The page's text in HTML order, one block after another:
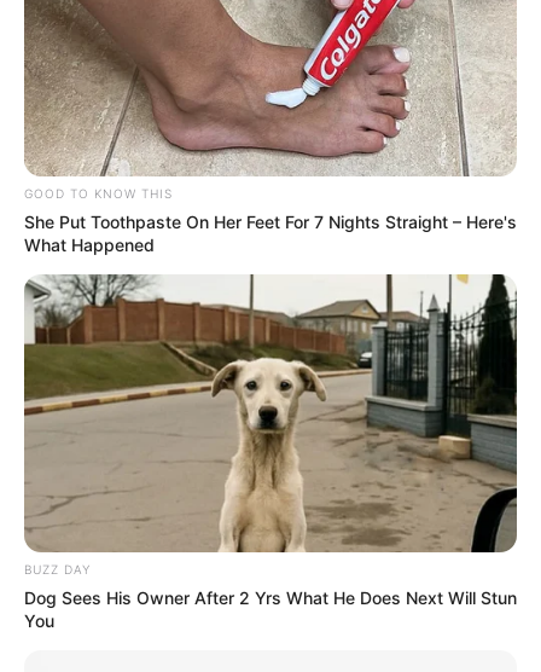
GOOD TO KNOW THIS
She Put Toothpaste On Her Feet For 7 Nights Straight – Here's
What Happened
BUZZ DAY
Dog Sees His Owner After 2 Yrs What He Does Next Will Stun
You